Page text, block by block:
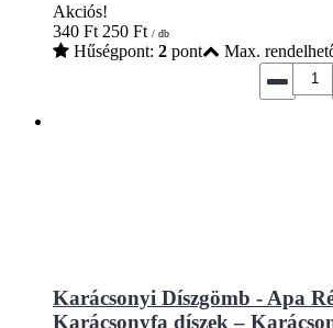
Akciós!
340 Ft 250 Ft / db
Hűségpont: 2 pont Max.
Karácsonyi Díszgömb - Apa
Karácsonyfa díszek –